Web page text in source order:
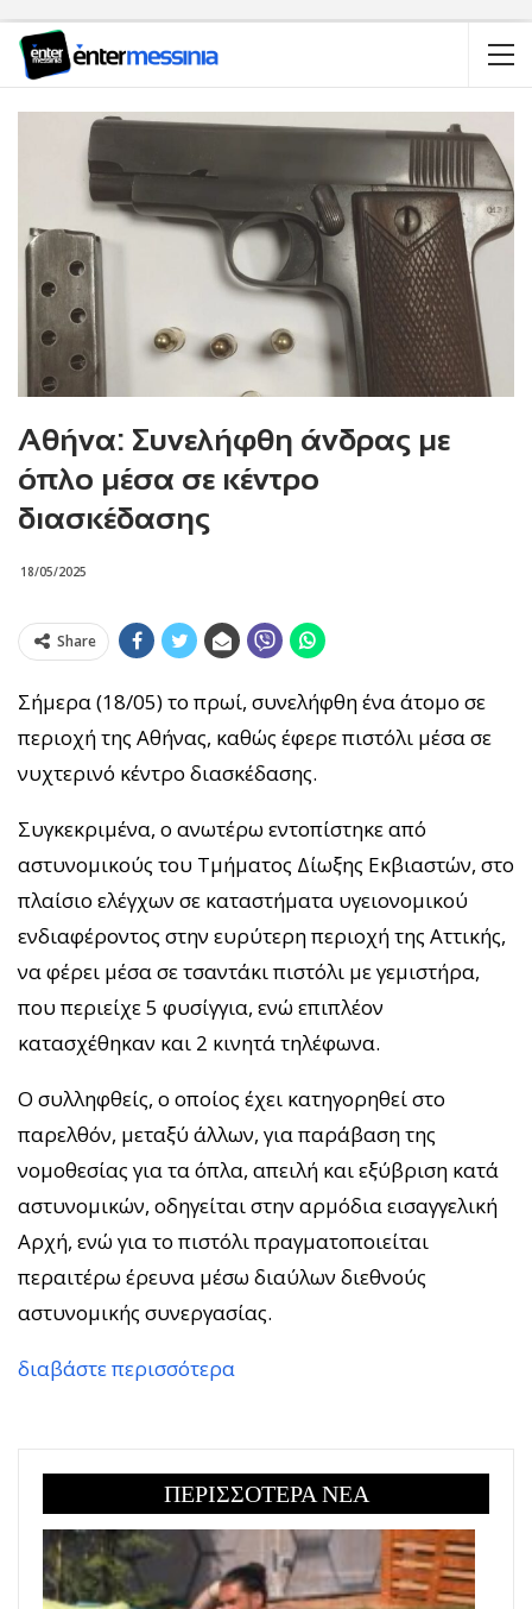
Αθήνα: Συνελήφθη άνδρας με
όπλο μέσα σε κέντρο
διασκέδασης
18/05/2025
Share
Σήμερα (18/05) το πρωί, συνελήφθη ένα άτομο σε
περιοχή της Αθήνας, καθώς έφερε πιστόλι μέσα σε
νυχτερινό κέντρο διασκέδασης.
Συγκεκριμένα, ο ανωτέρω εντοπίστηκε από
αστυνομικούς του Τμήματος Δίωξης Εκβιαστών, στο
πλαίσιο ελέγχων σε καταστήματα υγειονομικού
ενδιαφέροντος στην ευρύτερη περιοχή της Αττικής,
να φέρει μέσα σε τσαντάκι πιστόλι με γεμιστήρα,
που περιείχε 5 φυσίγγια, ενώ επιπλέον
κατασχέθηκαν και 2 κινητά τηλέφωνα.
Ο συλληφθείς, ο οποίος έχει κατηγορηθεί στο
παρελθόν, μεταξύ άλλων, για παράβαση της
νομοθεσίας για τα όπλα, απειλή και εξύβριση κατά
αστυνομικών, οδηγείται στην αρμόδια εισαγγελική
Αρχή, ενώ για το πιστόλι πραγματοποιείται
περαιτέρω έρευνα μέσω διαύλων διεθνούς
αστυνομικής συνεργασίας.
διαβάστε περισσότερα
ΠΕΡΙΣΣΟΤΕΡΑ ΝΕΑ